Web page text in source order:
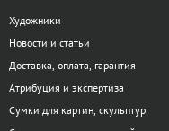
продуктивность
Столы, стулья в ArtDom
поможет организовать
Есть вопросы по
Художники
Новости и статьи
Доставка, оплата, гарантия
Атрибуция и экспертиза
Сумки для картин, скульптур